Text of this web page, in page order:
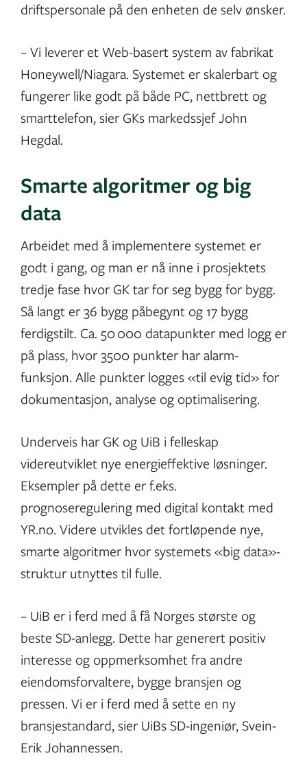
driftspersonale på den enheten de selv ønsker.
– Vi leverer et Web-basert system av fabrikat
Honeywell/Niagara. Systemet er skalerbart og
fungerer like godt på både PC, nettbrett og
smarttelefon, sier GKs markedssjef John
Hegdal.
Smarte algoritmer og big
data
Arbeidet med å implementere systemet er
godt i gang, og man er nå inne i prosjektets
tredje fase hvor GK tar for seg bygg for bygg.
Så langt er 36 bygg påbegynt og 17 bygg
ferdigstilt. Ca. 50 000 datapunkter med logg er
på plass, hvor 3500 punkter har alarm-
funksjon. Alle punkter logges «til evig tid» for
dokumentasjon, analyse og optimalisering.
Underveis har GK og UiB i felleskap
videreutviklet nye energieffektive løsninger.
Eksempler på dette er f.eks.
prognoseregulering med digital kontakt med
YR.no. Videre utvikles det fortløpende nye,
smarte algoritmer hvor systemets «big data»-
struktur utnyttes til fulle.
– UiB er i ferd med å få Norges største og
beste SD-anlegg. Dette har generert positiv
interesse og oppmerksomhet fra andre
eiendomsforvaltere, bygge bransjen og
pressen. Vi er i ferd med å sette en ny
bransjestandard, sier UiBs SD-ingeniør, Svein-
Erik Johannessen.